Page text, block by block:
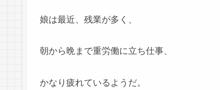
娘は最近、残業が多く、
朝から晩まで重労働に立ち仕事、
かなり疲れているようだ。